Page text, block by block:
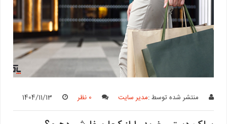
منتشر شده توسط :مدیر سایت 0 نظر 1404/11/13